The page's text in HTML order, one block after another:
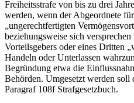
Freiheitsstrafe von bis zu drei
werden, wenn der Abgeordnete
„ungerechtfertigten
beziehungsweise sich versprechen
Vorteilsgebers oder eines Dritten
Handeln oder Unterlassen
Begründung etwa die
Behörden. Umgesetzt werden soll
Paragraf 108f Strafgesetzbuch.